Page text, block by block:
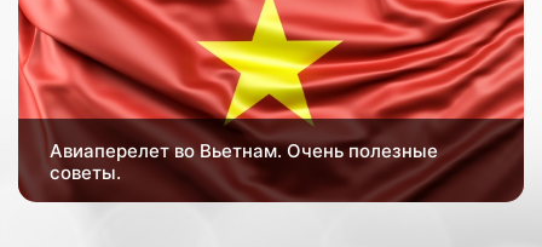
Авиаперелет во Вьетнам. Очень полезные
советы.